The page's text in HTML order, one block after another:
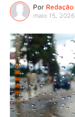
Por Redação
maio 15, 2026